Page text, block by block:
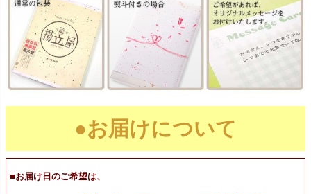
●お届けについて
■お届け日のご希望は、